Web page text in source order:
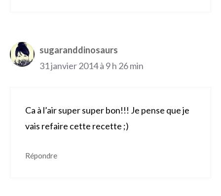
sugaranddinosaurs
31 janvier 2014 à 9 h 26 min
Ca à l’air super super bon!!! Je pense que je
vais refaire cette recette ;)
Répondre